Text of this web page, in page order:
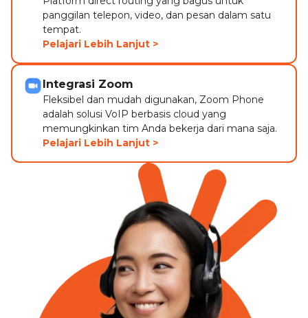
panggilan telepon, video, dan pesan dalam satu
tempat.
Pelajari Lebih Lanjut >
Integrasi Zoom
Fleksibel dan mudah digunakan, Zoom Phone
adalah solusi VoIP berbasis cloud yang
memungkinkan tim Anda bekerja dari mana saja.
Pelajari Lebih Lanjut >